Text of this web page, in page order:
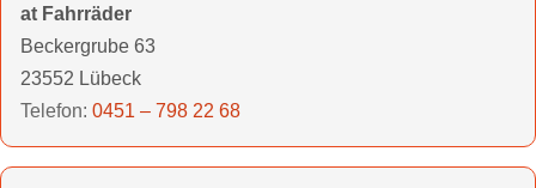
at Fahrräder
Beckergrube 63
23552 Lübeck
Telefon: 0451 – 798 22 68